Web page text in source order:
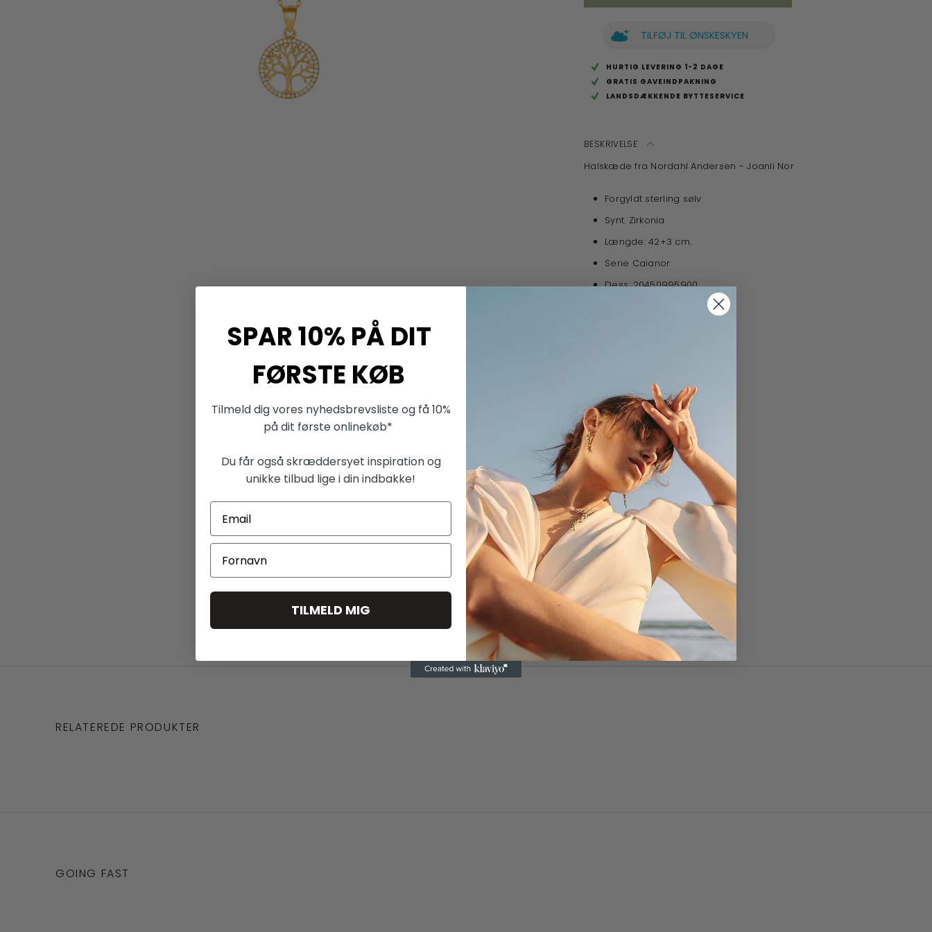
TILFØJ TIL ØNSKESKYEN
HURTIG LEVERING 1-2 DAGE
GRATIS GAVEINDPAKNING
LANDSDÆKKENDE BYTTESERVICE
BESKRIVELSE
Halskæde fra Nordahl Andersen - Joanli Nor
Forgyldt sterling sølv
Synt. Zirkonia
Længde: 42+3 cm.
Serie Caianor
Dess. 20450995900
Færøvej 3
8700 Horsens
info@noa.dk
LEVERING
KONTAKT
Mere fra Nordahl Andersen
RELATEREDE PRODUKTER
GOING FAST
SPAR 10% PÅ DIT
FØRSTE KØB
Tilmeld dig vores nyhedsbrevsliste og få 10%
på dit første onlinekøb*
Du får også skræddersyet inspiration og
unikke tilbud lige i din indbakke!
TILMELD MIG